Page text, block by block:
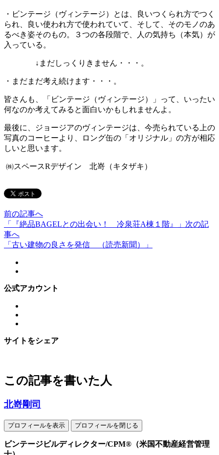
・ビンテージ（ヴィンテージ）とは、良いつくられ方でつく
られ、良い使われ方で使われていて、そして、そのモノのあ
るべき姿そのもの。３つの各段階で、人の気持ち（本気）が
入っている。
↓まだしっくりきません・・・。
・まだまだ考え続けます・・・。
皆さんも、「ビンテージ（ヴィンテージ）」って、いったい
何なのか考えてみると面白いかもしれませんよ。
最後に、ジョージアのヴィンテージは、今売られている上の
写真のコーヒーより、ロング缶の「オリジナル」の方が相応
しいと思います。
㈱スペースRデザイン 北嵜（キタザキ）
前の記事へ
「『絶品BAGELとの出会い！ 冷泉荘A棟１階』」 次の記
事へ
「古い建物の良さを発信 （読売新聞）」
公式アカウント
サイトをシェア
この記事を書いた人
北嵜剛司
プロフィールを表示 プロフィールを閉じる
ビンテージビルディレクター/CPM®（米国不動産経営管理